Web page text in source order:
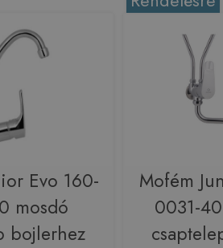
Evo 160-
mosdó
bojlerhez
Mofém
0031-